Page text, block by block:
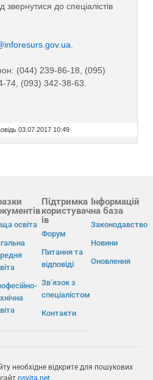
до спеціалістів
(044) 239-86-18, (095)
74, (093) 342-38-63.
03.07.2017 10:49
освіта
Підтримка
користувач
ів
Форум
Питання та
відповіді
Зв’язок з
спеціалістом
Контакти
Інформацій
на база
Законодавство
Новини
Оновлення
необхідне відкрите для пошукових
osvita.net.